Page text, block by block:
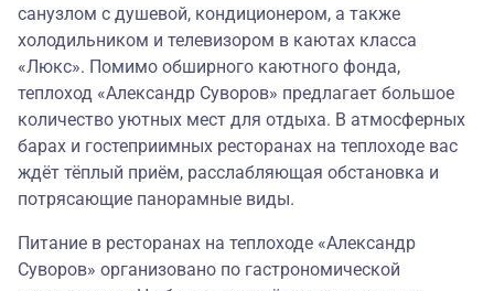
санузлом с душевой, кондиционером, а также
холодильником и телевизором в каютах класса
«Люкс». Помимо обширного каютного фонда,
теплоход «Александр Суворов» предлагает большое
количество уютных мест для отдыха. В атмосферных
барах и гостеприимных ресторанах на теплоходе вас
ждёт тёплый приём, расслабляющая обстановка и
потрясающие панорамные виды.
Питание в ресторанах на теплоходе «Александр
Суворов» организовано по гастрономической